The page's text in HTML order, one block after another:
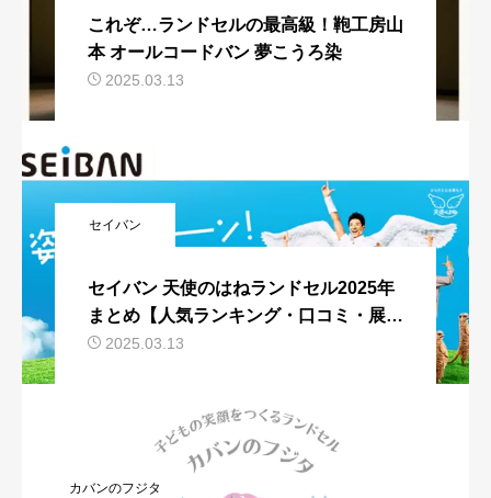
これぞ…ランドセルの最高級！鞄工房山
本 オールコードバン 夢こうろ染
2025.03.13
セイバン
セイバン 天使のはねランドセル2025年
まとめ【人気ランキング・口コミ・展示
会】2025.03.13
カバンのフジタ